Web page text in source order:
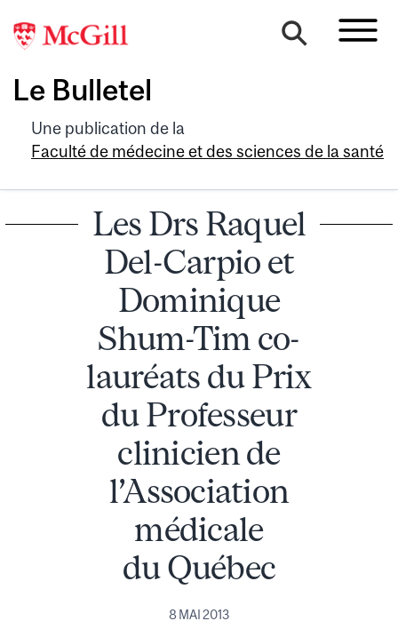
Le Bulletel
Une publication de la
Faculté de médecine et des sciences de la santé
Les Drs Raquel
Del-Carpio et
Dominique
Shum-Tim co-
lauréats du Prix
du Professeur
clinicien de
l’Association
médicale
du Québec
8 MAI 2013